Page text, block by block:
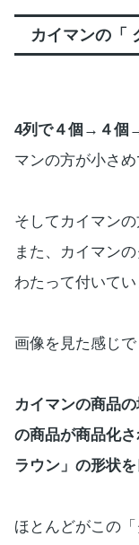
カイマンの「
4列で４個→４個
マンの方が小さ
そしてカイマン
また、カイマン
わたって付いてい
画像を見た感じ
カイマンの商品
の商品が商品化
ラウン」の形状
ほとんどがこの